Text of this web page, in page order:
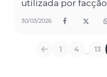
utilizada por facção
30/03/2026
1 4 ... 13